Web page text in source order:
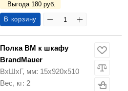
Выгода 180 руб.
В корзину
Полка ВM к шкафу
BrandMauer
ВхШхГ, мм: 15х920х510
Вес, кг: 2